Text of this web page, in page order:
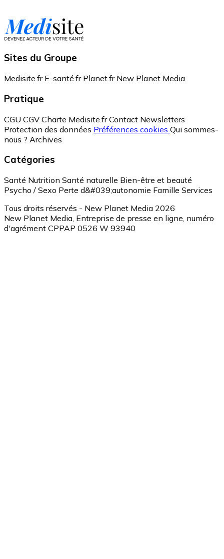
Sites du Groupe
Medisite.fr E-santé.fr Planet.fr New Planet Media
Pratique
CGU CGV Charte Medisite.fr Contact Newsletters
Protection des données Préférences cookies Qui sommes-
nous ? Archives
Catégories
Santé Nutrition Santé naturelle Bien-être et beauté
Psycho / Sexo Perte d&#039;autonomie Famille Services
Tous droits réservés - New Planet Media 2026
New Planet Media, Entreprise de presse en ligne, numéro
d'agrément CPPAP 0526 W 93940